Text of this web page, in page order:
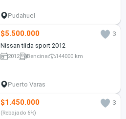
Pudahuel
$5.500.000
3
Nissan tiida sport 2012
2012 Bencina 144000 km
Puerto Varas
$1.450.000 3
(Rebajado 6%)